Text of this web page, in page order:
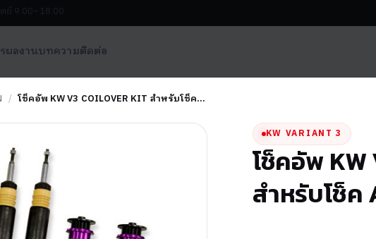
ย์ 9.00–18.00
ผลงานบทความติดต่อ
/ โช็คอัพ KW V3 COILOVER KIT สำหรับโช็ค…
KW VARIANT 3
โช็คอัพ KW
สำหรับโช็ค